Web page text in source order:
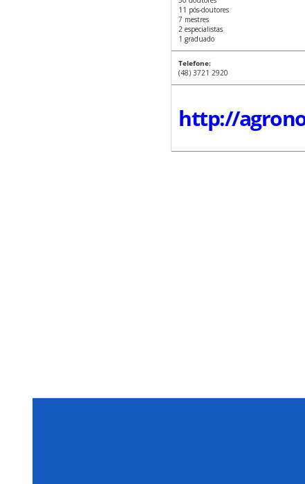
11 pós-doutores
7 mestres
2 especialistas
1 graduado
Telefone:
(48) 3721 2920
http://